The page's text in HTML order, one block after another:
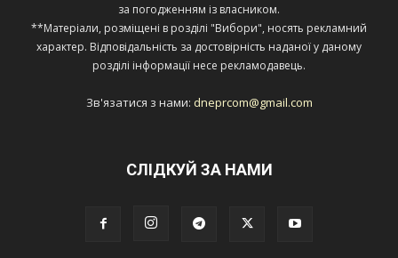
за погодженням із власником.
**Матеріали, розміщені в розділі "Вибори", носять рекламний
характер. Відповідальність за достовірність наданої у даному
розділі інформації несе рекламодавець.
Зв'язатися з нами: dneprcom@gmail.com
СЛІДКУЙ ЗА НАМИ